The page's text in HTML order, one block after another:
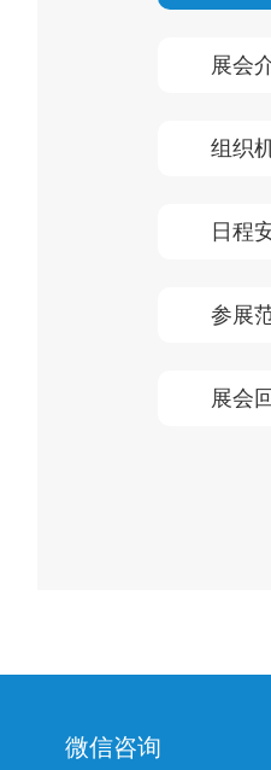
展会
组织
日程
参展
展会
微信咨询